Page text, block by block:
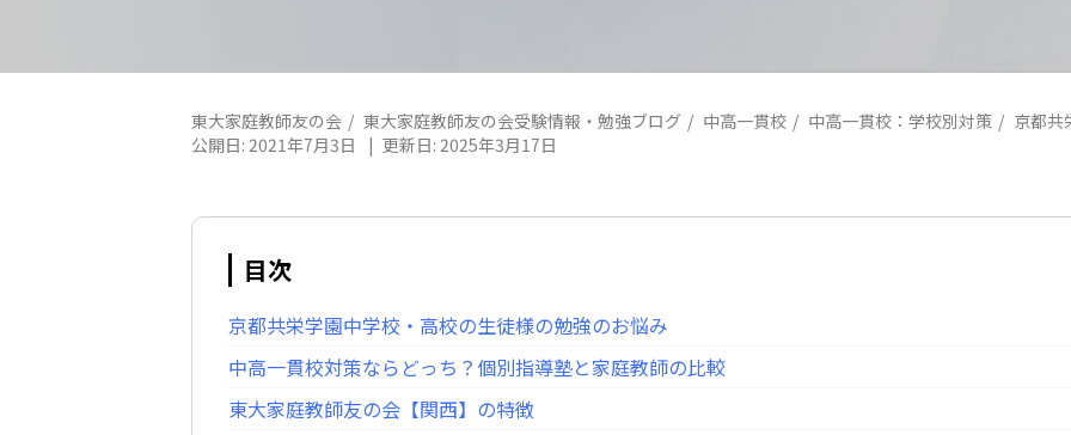
東大家庭教師友の会 東大家庭教師友の会受験情報・勉強ブログ 中高一貫校 中高一貫校：学校別対策
京都共
公開日: 2021年7月3日 | 更新日: 2025年3月17日
目次
京都共栄学園中学校・高校の生徒様の勉強のお悩み
中高一貫校対策ならどっち？個別指導塾と家庭教師の比較
東大家庭教師友の会【関西】の特徴